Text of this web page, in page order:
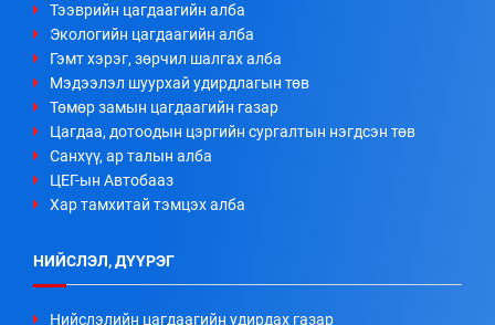
Тээврийн цагдаагийн алба
Экологийн цагдаагийн алба
Гэмт хэрэг, зөрчил шалгах алба
Мэдээлэл шуурхай удирдлагын төв
Төмөр замын цагдаагийн газар
Цагдаа, дотоодын цэргийн сургалтын нэгдсэн төв
Санхүү, ар талын алба
ЦЕГ-ын Автобааз
Хар тамхитай тэмцэх алба
НИЙСЛЭЛ, ДҮҮРЭГ
Нийслэлийн цагдаагийн удирдах газар